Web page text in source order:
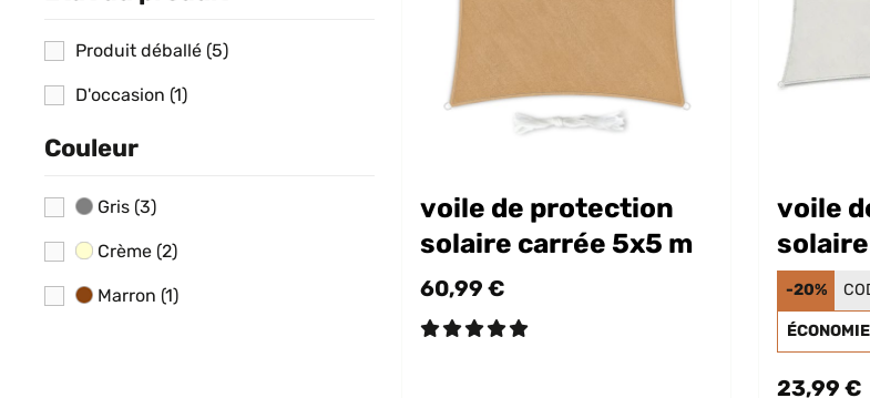
Produit déballé (5)
D'occasion (1)
Couleur
Gris (3)
Crème (2)
Marron (1)
voile de protection
solaire carrée 5x5 m
60,99 €
voile
2x4 m
-20%
23,99 €